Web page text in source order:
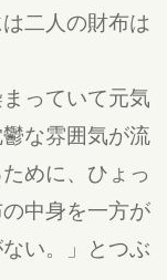
二人の財布は
っていて元気
な雰囲気が流
めに、ひょっ
中身を一方が
い。」とつぶ